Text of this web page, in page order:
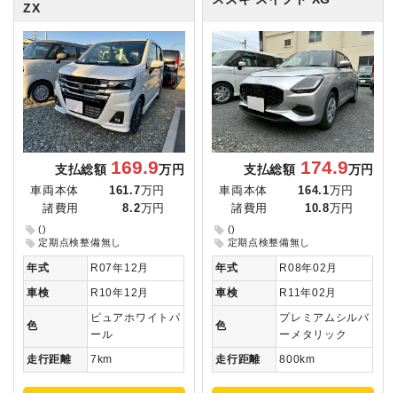
ZX
支払総額 169.9万円
車両本体 161.7 万円
諸費用
8.2 万円
()
定期点検整備無し
年式
R07年12月
車検
R10年12月
色
ピュアホワイトパ
ール
走行距離
7km
支払総額 174.9万円
車両本体 164.1 万円
諸費用
10.8 万円
()
定期点検整備無し
年式
R08年02月
車検
R11年02月
色
プレミアムシルバ
ーメタリック
走行距離
800km